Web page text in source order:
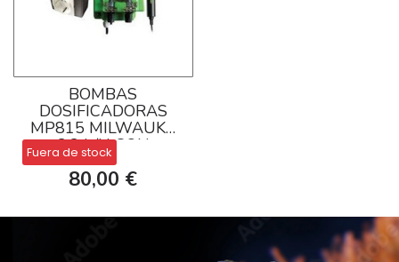
BOMBAS
DOSIFICADORAS
MP815 MILWAUKE
2,2 L/H CON
REGULADOR
Fuera de stock
80,00 €